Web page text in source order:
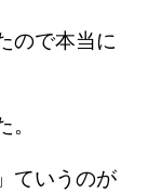
ので本当に
ていうのが